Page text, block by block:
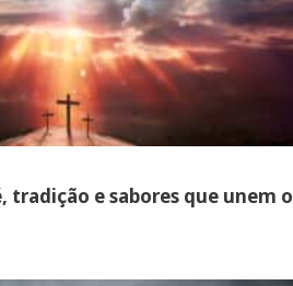
tradição e sabores que unem o